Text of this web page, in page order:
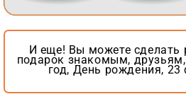
И еще! Вы можете сделать
подарок знакомым,
год, День рождения, 23